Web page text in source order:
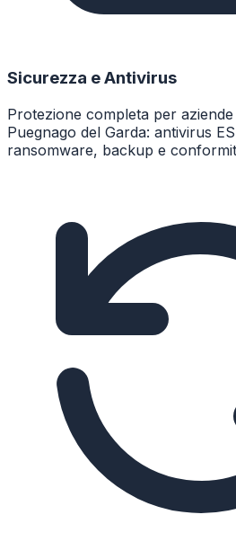
Sicurezza e Antivirus
Protezione completa per
Puegnago del Garda: antivirus
ransomware, backup e